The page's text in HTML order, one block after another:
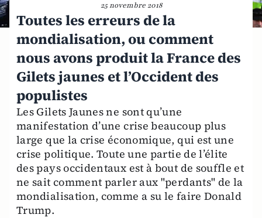
25 novembre 2018
Toutes les erreurs de la
mondialisation, ou comment
nous avons produit la France des
Gilets jaunes et l’Occident des
populistes
Les Gilets Jaunes ne sont qu’une
manifestation d’une crise beaucoup plus
large que la crise économique, qui est une
crise politique. Toute une partie de l’élite
des pays occidentaux est à bout de souffle et
ne sait comment parler aux "perdants" de la
mondialisation, comme a su le faire Donald
Trump.